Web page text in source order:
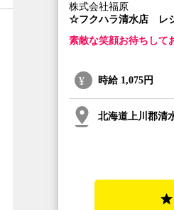
株式会社福原
☆フクハラ清水店 レ
素敵な笑顔お待ちして
時給 1,075円
北海道上川郡清